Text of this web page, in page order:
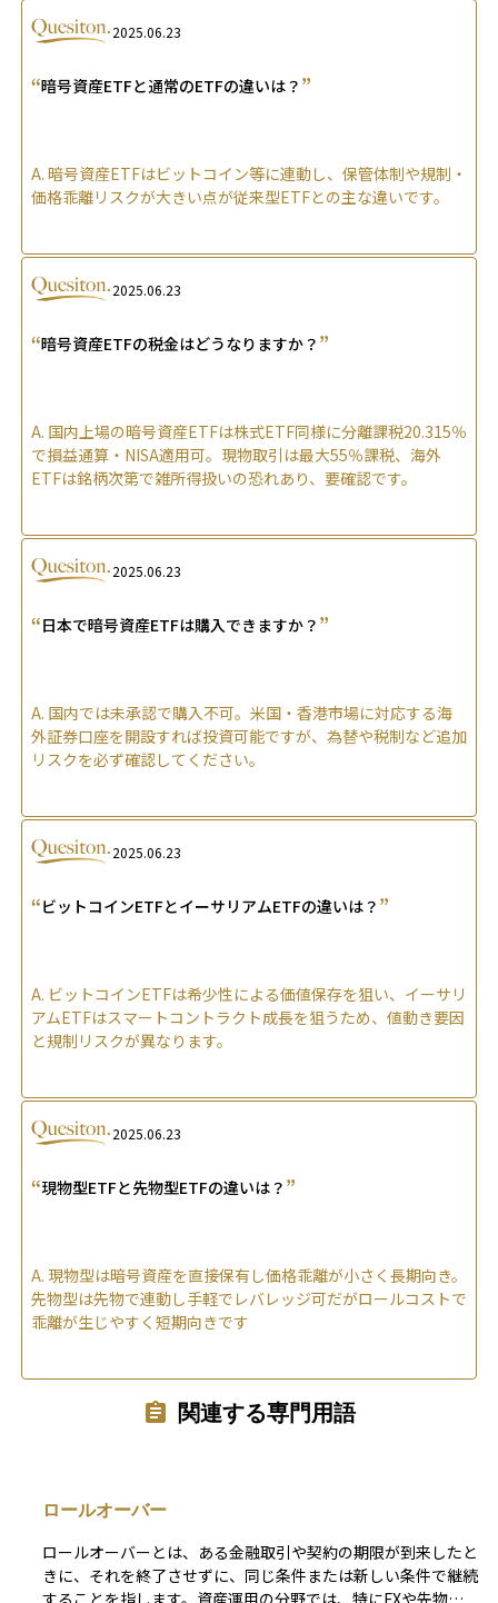
2025.06.23
“暗号資産ETFと通常のETFの違いは？ ”
A. 暗号資産ETFはビットコイン等に連動し、保管体制や規制・
価格乖離リスクが大きい点が従来型ETFとの主な違いです。
2025.06.23
“暗号資産ETFの税金はどうなりますか？ ”
A. 国内上場の暗号資産ETFは株式ETF同様に分離課税20.315％
で損益通算・NISA適用可。現物取引は最大55％課税、海外
ETFは銘柄次第で雑所得扱いの恐れあり、要確認です。
2025.06.23
“日本で暗号資産ETFは購入できますか？ ”
A. 国内では未承認で購入不可。米国・香港市場に対応する海
外証券口座を開設すれば投資可能ですが、為替や税制など追加
リスクを必ず確認してください。
2025.06.23
“ビットコインETFとイーサリアムETFの違いは？ ”
A. ビットコインETFは希少性による価値保存を狙い、イーサリ
アムETFはスマートコントラクト成長を狙うため、値動き要因
と規制リスクが異なります。
2025.06.23
“現物型ETFと先物型ETFの違いは？ ”
A. 現物型は暗号資産を直接保有し価格乖離が小さく長期向き。
先物型は先物で連動し手軽でレバレッジ可だがロールコストで
乖離が生じやすく短期向きです
関連する専門用語
ロールオーバー
ロールオーバーとは、ある金融取引や契約の期限が到来したと
きに、それを終了させずに、同じ条件または新しい条件で継続
することを指します。資産運用の分野では、特にFXや先物取